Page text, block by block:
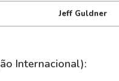
Jeff Guldner
Internacional):